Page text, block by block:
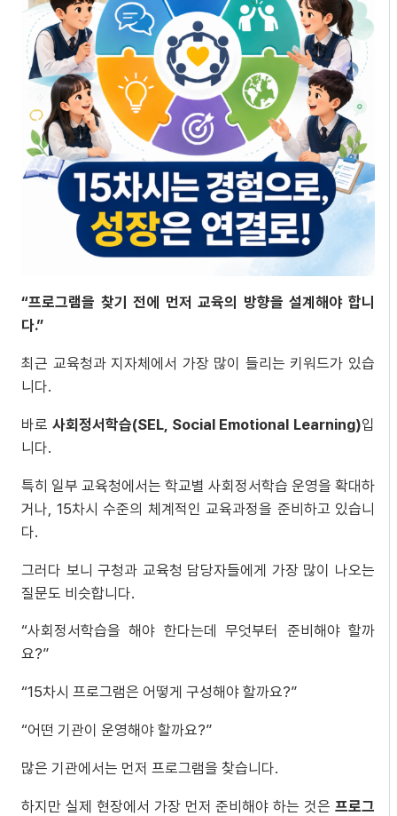
“프로그램을 찾기 전에 먼저 교육의 방향을 설계해야 합니
다.”
최근 교육청과 지자체에서 가장 많이 들리는 키워드가 있습
니다.
바로 사회정서학습(SEL, Social Emotional Learning)입
니다.
특히 일부 교육청에서는 학교별 사회정서학습 운영을 확대하
거나, 15차시 수준의 체계적인 교육과정을 준비하고 있습니
다.
그러다 보니 구청과 교육청 담당자들에게 가장 많이 나오는
질문도 비슷합니다.
“사회정서학습을 해야 한다는데 무엇부터 준비해야 할까
요?”
“15차시 프로그램은 어떻게 구성해야 할까요?”
“어떤 기관이 운영해야 할까요?”
많은 기관에서는 먼저 프로그램을 찾습니다.
하지만 실제 현장에서 가장 먼저 준비해야 하는 것은 프로그